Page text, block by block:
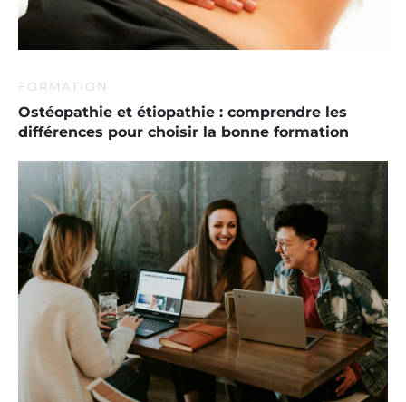
FORMATION
Ostéopathie et étiopathie : comprendre les
différences pour choisir la bonne formation